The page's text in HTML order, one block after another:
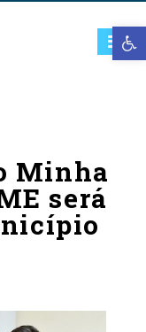
Minha
será